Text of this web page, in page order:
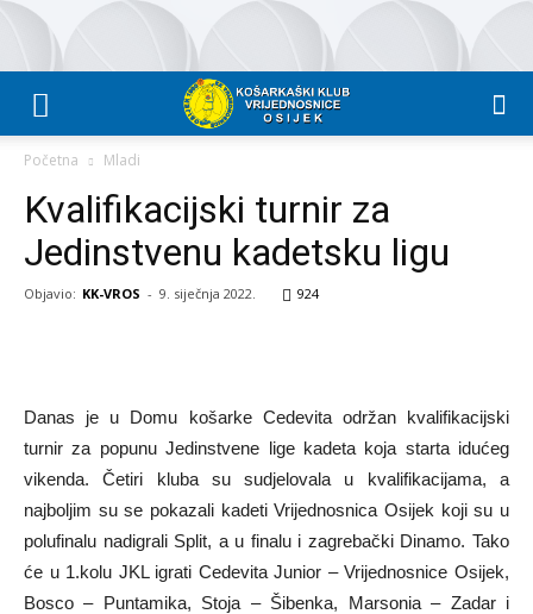
Početna Mladi
Kvalifikacijski turnir za
Jedinstvenu kadetsku ligu
Objavio: KK-VROS - 9. siječnja 2022. 924
Danas je u Domu košarke Cedevita održan kvalifikacijski
turnir za popunu Jedinstvene lige kadeta koja starta idućeg
vikenda. Četiri kluba su sudjelovala u kvalifikacijama, a
najboljim su se pokazali kadeti Vrijednosnica Osijek koji su u
polufinalu nadigrali Split, a u finalu i zagrebački Dinamo. Tako
će u 1.kolu JKL igrati Cedevita Junior – Vrijednosnice Osijek,
Bosco – Puntamika, Stoja – Šibenka, Marsonia – Zadar i